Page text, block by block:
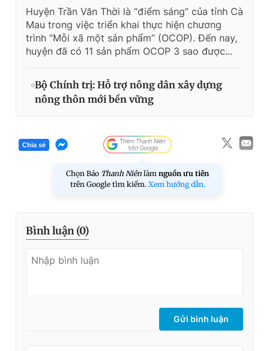
Huyện Trần Văn Thời là “điểm sáng” của tỉnh Cà
Mau trong việc triển khai thực hiện chương
trình “Mỗi xã một sản phẩm” (OCOP). Ðến nay,
huyện đã có 11 sản phẩm OCOP 3 sao được...
Bộ Chính trị: Hỗ trợ nông dân xây dựng
nông thôn mới bền vững
Chia sẻ
Chọn Báo Thanh Niên làm nguồn ưu tiên
trên Google tìm kiếm. Xem hướng dẫn.
Bình luận (0)
Gửi bình luận